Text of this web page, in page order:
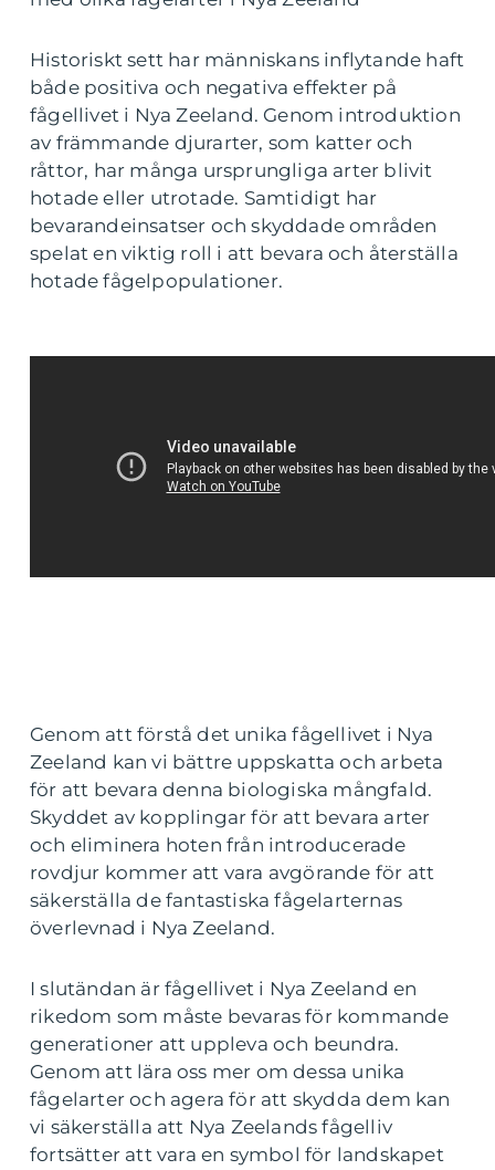
Historiskt sett har människans inflytande haft
både positiva och negativa effekter på
fågellivet i Nya Zeeland. Genom introduktion
av främmande djurarter, som katter och
råttor, har många ursprungliga arter blivit
hotade eller utrotade. Samtidigt har
bevarandeinsatser och skyddade områden
spelat en viktig roll i att bevara och återställa
hotade fågelpopulationer.
Genom att förstå det unika fågellivet i Nya
Zeeland kan vi bättre uppskatta och arbeta
för att bevara denna biologiska mångfald.
Skyddet av kopplingar för att bevara arter
och eliminera hoten från introducerade
rovdjur kommer att vara avgörande för att
säkerställa de fantastiska fågelarternas
överlevnad i Nya Zeeland.
I slutändan är fågellivet i Nya Zeeland en
rikedom som måste bevaras för kommande
generationer att uppleva och beundra.
Genom att lära oss mer om dessa unika
fågelarter och agera för att skydda dem kan
vi säkerställa att Nya Zeelands fågelliv
fortsätter att vara en symbol för landskapet